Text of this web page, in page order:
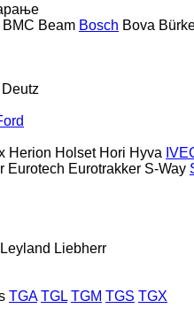
BMC Beam Bosch Bova
Deutz
Herion Holset Hori Hyva
Eurotech Eurotrakker S-Way
Leyland Liebherr
TGA TGL TGM TGS TGX